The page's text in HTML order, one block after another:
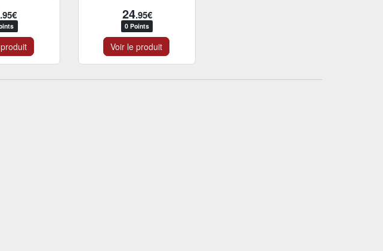
.95€ 24.95€
0 Points
Voir le produit